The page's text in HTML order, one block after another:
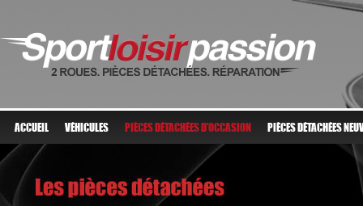
ACCUEIL VÉHICULES PIÈCES DÉTACHÉES D'OCCASION PIÈCES DÉTACHÉES